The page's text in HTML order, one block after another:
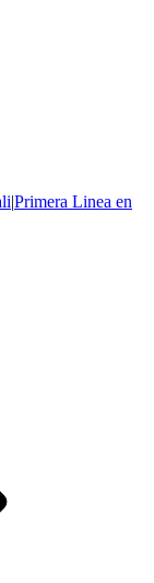
|Primera Linea en